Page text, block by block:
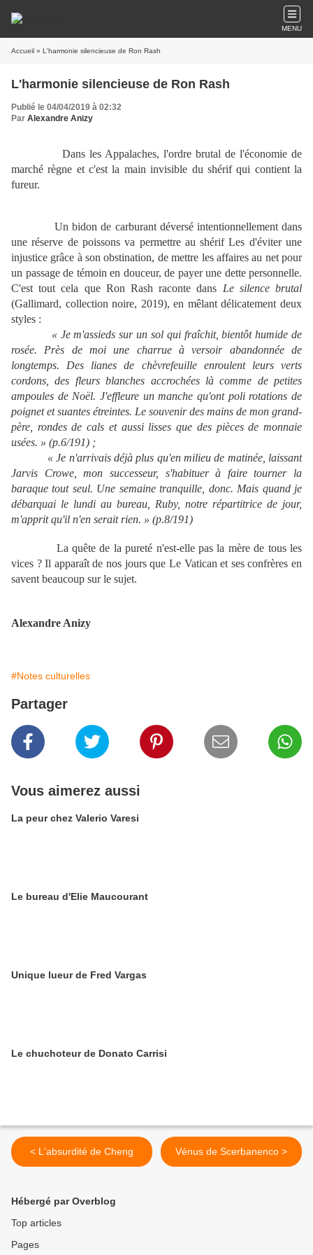
MENU
Accueil » L'harmonie silencieuse de Ron Rash
L'harmonie silencieuse de Ron Rash
Publié le 04/04/2019 à 02:32
Par Alexandre Anizy
Dans les Appalaches, l'ordre brutal de l'économie de
marché règne et c'est la main invisible du shérif qui contient la
fureur.
Un bidon de carburant déversé intentionnellement dans
une réserve de poissons va permettre au shérif Les d'éviter une
injustice grâce à son obstination, de mettre les affaires au net pour
un passage de témoin en douceur, de payer une dette personnelle.
C'est tout cela que Ron Rash raconte dans Le silence brutal
(Gallimard, collection noire, 2019), en mêlant délicatement deux
styles :
« Je m'assieds sur un sol qui fraîchit, bientôt humide de
rosée. Près de moi une charrue à versoir abandonnée de
longtemps. Des lianes de chèvrefeuille enroulent leurs verts
cordons, des fleurs blanches accrochées là comme de petites
ampoules de Noël. J'effleure un manche qu'ont poli rotations de
poignet et suantes étreintes. Le souvenir des mains de mon grand-
père, rondes de cals et aussi lisses que des pièces de monnaie
usées. » (p.6/191) ;
« Je n'arrivais déjà plus qu'en milieu de matinée, laissant
Jarvis Crowe, mon successeur, s'habituer à faire tourner la
baraque tout seul. Une semaine tranquille, donc. Mais quand je
débarquai le lundi au bureau, Ruby, notre répartitrice de jour,
m'apprit qu'il n'en serait rien. » (p.8/191)
La quête de la pureté n'est-elle pas la mère de tous les
vices ? Il apparaît de nos jours que Le Vatican et ses confrères en
savent beaucoup sur le sujet.
Alexandre Anizy
#Notes culturelles
Partager
Vous aimerez aussi
La peur chez Valerio Varesi
Le bureau d'Elie Maucourant
Unique lueur de Fred Vargas
Le chuchoteur de Donato Carrisi
< L'absurdité de Cheng Vénus de Scerbanenco >
Hébergé par Overblog
Top articles
Pages